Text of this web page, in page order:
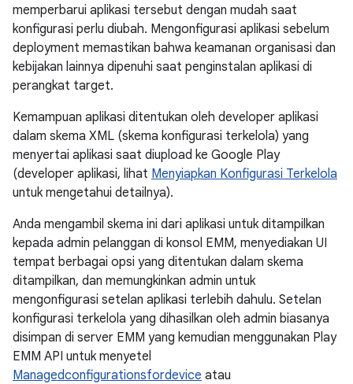
memperbarui aplikasi tersebut dengan mudah saat
konfigurasi perlu diubah. Mengonfigurasi aplikasi sebelum
deployment memastikan bahwa keamanan organisasi dan
kebijakan lainnya dipenuhi saat penginstalan aplikasi di
perangkat target.
Kemampuan aplikasi ditentukan oleh developer aplikasi
dalam skema XML (skema konfigurasi terkelola) yang
menyertai aplikasi saat diupload ke Google Play
(developer aplikasi, lihat Menyiapkan Konfigurasi Terkelola
untuk mengetahui detailnya).
Anda mengambil skema ini dari aplikasi untuk ditampilkan
kepada admin pelanggan di konsol EMM, menyediakan UI
tempat berbagai opsi yang ditentukan dalam skema
ditampilkan, dan memungkinkan admin untuk
mengonfigurasi setelan aplikasi terlebih dahulu. Setelan
konfigurasi terkelola yang dihasilkan oleh admin biasanya
disimpan di server EMM yang kemudian menggunakan Play
EMM API untuk menyetel
Managedconfigurationsfordevice atau